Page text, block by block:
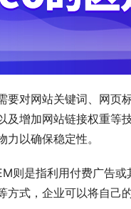
要对网站关键词、网页
及增加网站链接权重等
以确保稳定性。
则是指利用付费广告
方式，企业可以将自己